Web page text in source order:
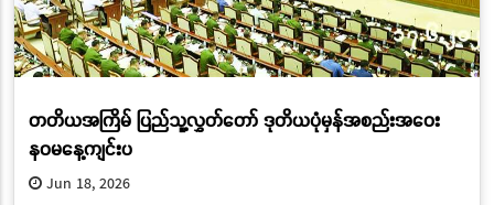
တတိယအကြိမ် ပြည်သူ့လွှတ်တော် ဒုတိယပုံမှန်အစည်းအဝေး
နဝမနေ့ကျင်းပ
Jun 18, 2026